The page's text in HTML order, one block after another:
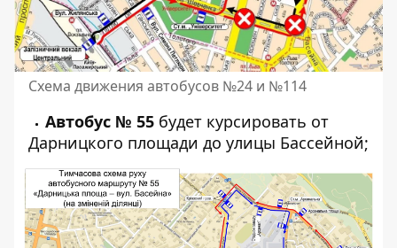
Схема движения автобусов №24 и №114
Автобус № 55 будет курсировать от
Дарницкого площади до улицы Бассейной;